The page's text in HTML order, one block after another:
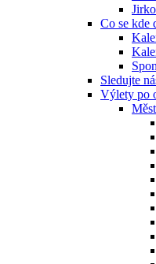
Co se kde
Sledujte
Výlety po